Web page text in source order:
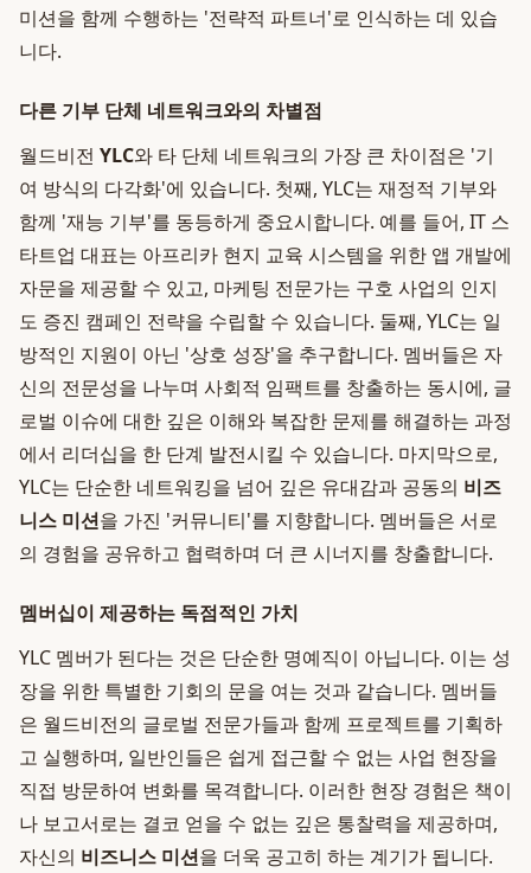
미션을 함께 수행하는 '전략적 파트너'로 인식하는 데 있습
니다.
다른 기부 단체 네트워크와의 차별점
월드비전 YLC와 타 단체 네트워크의 가장 큰 차이점은 '기
여 방식의 다각화'에 있습니다. 첫째, YLC는 재정적 기부와
함께 '재능 기부'를 동등하게 중요시합니다. 예를 들어, IT 스
타트업 대표는 아프리카 현지 교육 시스템을 위한 앱 개발에
자문을 제공할 수 있고, 마케팅 전문가는 구호 사업의 인지
도 증진 캠페인 전략을 수립할 수 있습니다. 둘째, YLC는 일
방적인 지원이 아닌 '상호 성장'을 추구합니다. 멤버들은 자
신의 전문성을 나누며 사회적 임팩트를 창출하는 동시에, 글
로벌 이슈에 대한 깊은 이해와 복잡한 문제를 해결하는 과정
에서 리더십을 한 단계 발전시킬 수 있습니다. 마지막으로,
YLC는 단순한 네트워킹을 넘어 깊은 유대감과 공동의 비즈
니스 미션을 가진 '커뮤니티'를 지향합니다. 멤버들은 서로
의 경험을 공유하고 협력하며 더 큰 시너지를 창출합니다.
멤버십이 제공하는 독점적인 가치
YLC 멤버가 된다는 것은 단순한 명예직이 아닙니다. 이는 성
장을 위한 특별한 기회의 문을 여는 것과 같습니다. 멤버들
은 월드비전의 글로벌 전문가들과 함께 프로젝트를 기획하
고 실행하며, 일반인들은 쉽게 접근할 수 없는 사업 현장을
직접 방문하여 변화를 목격합니다. 이러한 현장 경험은 책이
나 보고서로는 결코 얻을 수 없는 깊은 통찰력을 제공하며,
자신의 비즈니스 미션을 더욱 공고히 하는 계기가 됩니다.